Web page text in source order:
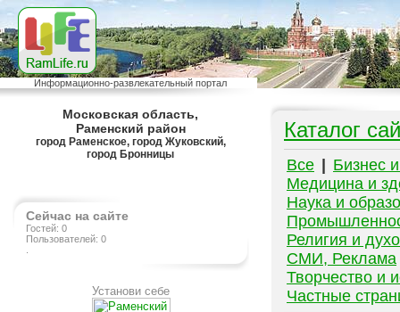
Информационно-развлекательный портал
Московская область,
Раменский район
город Раменское, город Жуковский,
город Бронницы
Сейчас на сайте
Гостей: 0
Пользователей: 0
Установи себе
Каталог
Все
Бизнес
Медицина и
Наука и
Религия и
СМИ, Реклама
Творчество и
Частные